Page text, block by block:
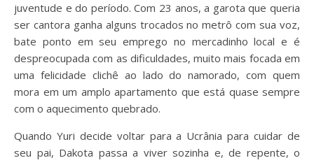
juventude e do período. Com 23 anos, a garota que queria
ser cantora ganha alguns trocados no metrô com sua voz,
bate ponto em seu emprego no mercadinho local e é
despreocupada com as dificuldades, muito mais focada em
uma felicidade clichê ao lado do namorado, com quem
mora em um amplo apartamento que está quase sempre
com o aquecimento quebrado.
Quando Yuri decide voltar para a Ucrânia para cuidar de
seu pai, Dakota passa a viver sozinha e, de repente, o